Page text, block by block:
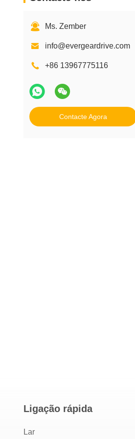
Ms. Zember
info@evergeardrive.com
+86 13967775116
Contacte Agora
Ligação rápida
Lar